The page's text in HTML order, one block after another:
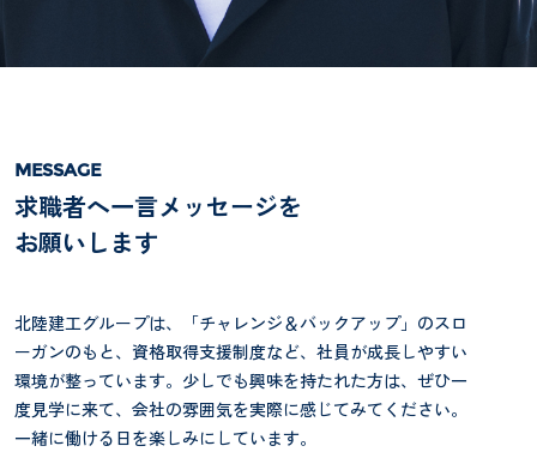
求職者へ一言メッセージを
お願いします
北陸建工グループは、「チャレンジ＆バックアップ」のスロ
ーガンのもと、資格取得支援制度など、社員が成長しやすい
環境が整っています。少しでも興味を持たれた方は、ぜひ一
度見学に来て、会社の雰囲気を実際に感じてみてください。
一緒に働ける日を楽しみにしています。